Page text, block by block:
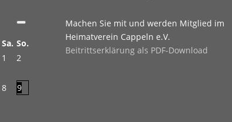
Sa. So.
1
2
8 9
Machen Sie mit und werden Mitglied im
Heimatverein Cappeln e.V.
Beitrittserklärung als PDF-Download